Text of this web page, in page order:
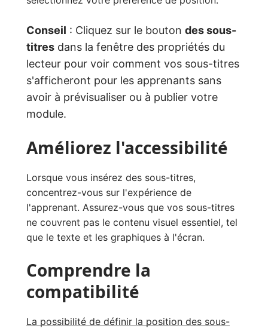
Conseil : Cliquez sur le bouton des sous-
titres dans la fenêtre des propriétés du
lecteur pour voir comment vos sous-titres
s'afficheront pour les apprenants sans
avoir à prévisualiser ou à publier votre
module.
Améliorez l'accessibilité
Lorsque vous insérez des sous-titres,
concentrez-vous sur l'expérience de
l'apprenant. Assurez-vous que vos sous-titres
ne couvrent pas le contenu visuel essentiel, tel
que le texte et les graphiques à l'écran.
Comprendre la
compatibilité
La possibilité de définir la position des sous-